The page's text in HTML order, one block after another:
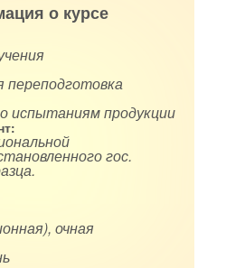
о курсе
переподготовка
испытаниям продукции
гос.
очная